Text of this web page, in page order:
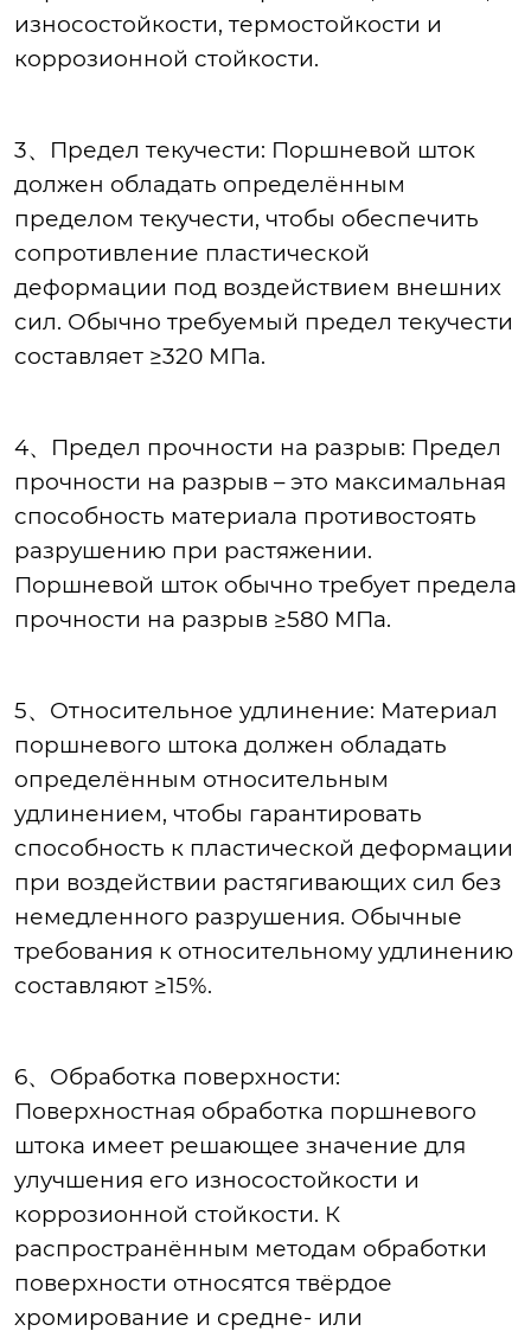
износостойкости, термостойкости и
коррозионной стойкости.
3、Предел текучести: Поршневой шток
должен обладать определённым
пределом текучести, чтобы обеспечить
сопротивление пластической
деформации под воздействием внешних
сил. Обычно требуемый предел текучести
составляет ≥320 МПа.
4、Предел прочности на разрыв: Предел
прочности на разрыв – это максимальная
способность материала противостоять
разрушению при растяжении.
Поршневой шток обычно требует предела
прочности на разрыв ≥580 МПа.
5、Относительное удлинение: Материал
поршневого штока должен обладать
определённым относительным
удлинением, чтобы гарантировать
способность к пластической деформации
при воздействии растягивающих сил без
немедленного разрушения. Обычные
требования к относительному удлинению
составляют ≥15%.
6、Обработка поверхности:
Поверхностная обработка поршневого
штока имеет решающее значение для
улучшения его износостойкости и
коррозионной стойкости. К
распространённым методам обработки
поверхности относятся твёрдое
хромирование и средне- или